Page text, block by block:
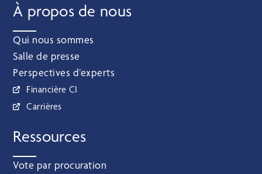
À propos de nous
Qui nous sommes
Salle de presse
Perspectives d’experts
Financière CI
Carrières
Ressources
Vote par procuration